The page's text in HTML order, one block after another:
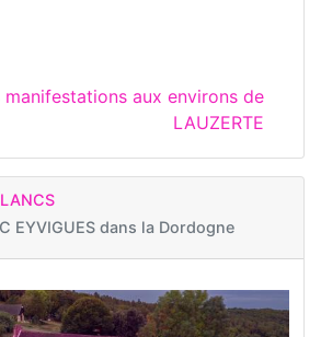
manifestations aux environs de
LAUZERTE
EYVIGUES dans la Dordogne